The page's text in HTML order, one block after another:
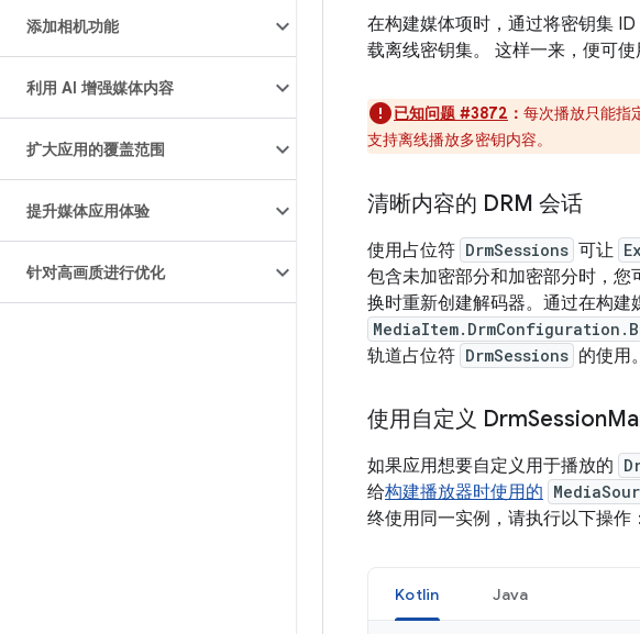
添加相机功能
利用 AI 增强媒体内容
扩大应用的覆盖范围
提升媒体应用体验
针对高画质进行优化
在构建媒体项时，通过将密钥集
载离线密钥集。 这样一来，便可
已知问题 #3872 ： 每次播放只能指
支持离线播放多密钥内容。
清晰内容的 DRM 会话
使用占位符 DrmSessions 可让
包含未加密部分和加密部分时，您
换时重新创建解码器。通过在构建
轨道占位符 DrmSessions 的使用。
使用自定义 DrmSession
如果应用想要自定义用于播放的
给构建播放器时使用的
终使用同一实例，请执行以下操作：
Kotlin Java